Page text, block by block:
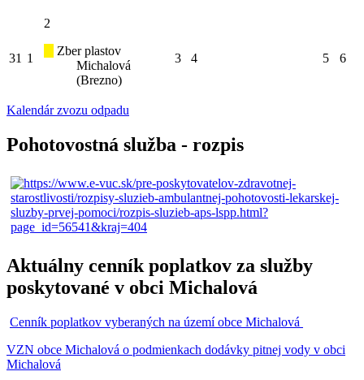
31 1
2
Zber plastov
Michalová
(Brezno)
3 4 5 6
Kalendár zvozu odpadu
Pohotovostná služba - rozpis
Aktuálny cenník poplatkov za služby
poskytované v obci Michalová
Cenník poplatkov vyberaných na území obce Michalová
VZN obce Michalová o podmienkach dodávky pitnej vody v obci
Michalová